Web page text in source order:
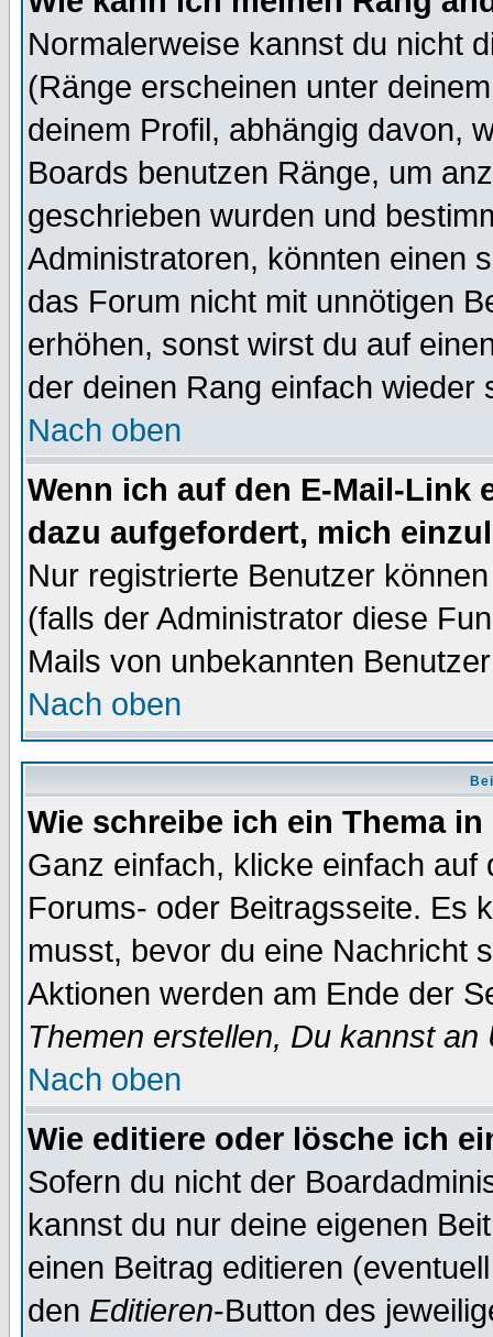
Normalerweise kannst du nicht
(Ränge erscheinen unter
deinem Profil, abhängig davon,
Boards benutzen Ränge, um
geschrieben wurden und
Administratoren, könnten einen
das Forum nicht mit unnötigen
erhöhen, sonst wirst du auf
der deinen Rang einfach wieder
Nach oben
Wenn ich auf den E-Mail-Link
dazu aufgefordert, mich
Nur registrierte Benutzer
(falls der Administrator diese
Mails von unbekannten
Nach oben
Wie schreibe ich ein Thema
Ganz einfach, klicke einfach
Forums- oder Beitragsseite. Es
musst, bevor du eine Nachricht
Aktionen werden am Ende der
Themen erstellen, Du kannst
Nach oben
Wie editiere oder lösche ich
Sofern du nicht der
kannst du nur deine eigenen
einen Beitrag editieren
den Editieren-Button des